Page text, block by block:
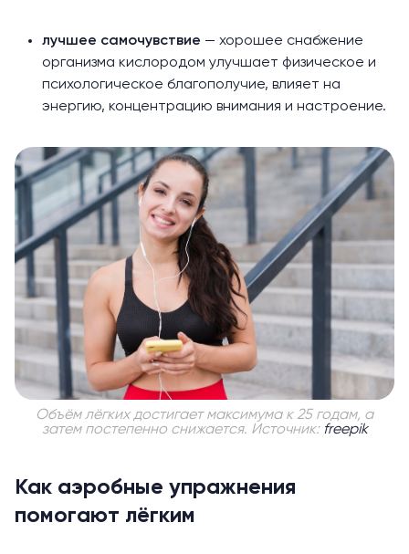
лучшее самочувствие — хорошее снабжение
организма кислородом улучшает физическое и
психологическое благополучие, влияет на
энергию, концентрацию внимания и настроение.
Объём лёгких достигает максимума к 25 годам, а
затем постепенно снижается. Источник: freepik
Как аэробные упражнения
помогают лёгким